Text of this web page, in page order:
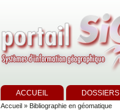
ACCUEIL DOSSIERS
Accueil » Bibliographie en géomatique